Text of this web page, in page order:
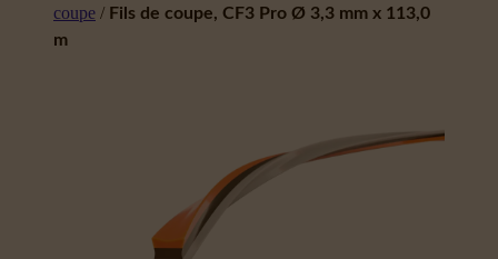
coupe / Fils de coupe, CF3 Pro Ø 3,3 mm x 113,0
m